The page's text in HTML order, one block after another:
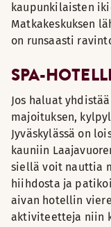
kaupunkilaisten
Matkakeskuksen
on runsaasti
SPA-
Jos haluat
majoituksen,
Jyväskylässä on
kauniin
siellä voit nauttia
hiihdosta ja
aivan hotellin
aktiviteetteja niin